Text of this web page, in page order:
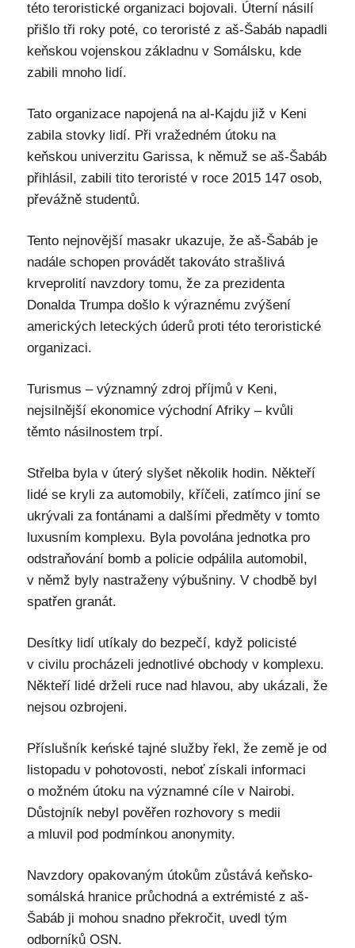
této teroristické organizaci bojovali. Úterní násilí
přišlo tři roky poté, co teroristé z aš-Šabáb napadli
keňskou vojenskou základnu v Somálsku, kde
zabili mnoho lidí.
Tato organizace napojená na al-Kajdu již v Keni
zabila stovky lidí. Při vražedném útoku na
keňskou univerzitu Garissa, k němuž se aš-Šabáb
přihlásil, zabili tito teroristé v roce 2015 147 osob,
převážně studentů.
Tento nejnovější masakr ukazuje, že aš-Šabáb je
nadále schopen provádět takováto strašlivá
krveprolití navzdory tomu, že za prezidenta
Donalda Trumpa došlo k výraznému zvýšení
amerických leteckých úderů proti této teroristické
organizaci.
Turismus – významný zdroj příjmů v Keni,
nejsilnější ekonomice východní Afriky – kvůli
těmto násilnostem trpí.
Střelba byla v úterý slyšet několik hodin. Někteří
lidé se kryli za automobily, kříčeli, zatímco jiní se
ukrývali za fontánami a dalšími předměty v tomto
luxusním komplexu. Byla povolána jednotka pro
odstraňování bomb a policie odpálila automobil,
v němž byly nastraženy výbušniny. V chodbě byl
spatřen granát.
Desítky lidí utíkaly do bezpečí, když policisté
v civilu procházeli jednotlivé obchody v komplexu.
Někteří lidé drželi ruce nad hlavou, aby ukázali, že
nejsou ozbrojeni.
Příslušník keńské tajné služby řekl, že země je od
listopadu v pohotovosti, neboť získali informaci
o možném útoku na významné cíle v Nairobi.
Důstojník nebyl pověřen rozhovory s medii
a mluvil pod podmínkou anonymity.
Navzdory opakovaným útokům zůstává keňsko-
somálská hranice průchodná a extrémisté z aš-
Šabáb ji mohou snadno překročit, uvedl tým
odborníků OSN.